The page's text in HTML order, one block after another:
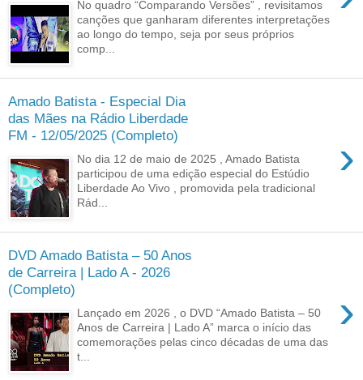
No quadro “Comparando Versões” , revisitamos
canções que ganharam diferentes interpretações
ao longo do tempo, seja por seus próprios
comp...
Amado Batista - Especial Dia
das Mães na Rádio Liberdade
FM - 12/05/2025 (Completo)
›
No dia 12 de maio de 2025 , Amado Batista
participou de uma edição especial do Estúdio
Liberdade Ao Vivo , promovida pela tradicional
Rád...
DVD Amado Batista – 50 Anos
de Carreira | Lado A - 2026
(Completo)
›
Lançado em 2026 , o DVD “Amado Batista – 50
Anos de Carreira | Lado A” marca o início das
comemorações pelas cinco décadas de uma das
t...